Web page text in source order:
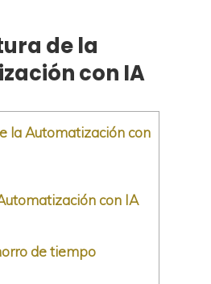
de la
con IA
la Automatización con
con IA
de tiempo